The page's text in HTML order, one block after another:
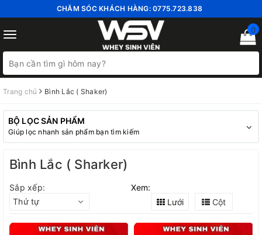
CHĂM SÓC KHÁCH HÀNG:0775.723.838
Toggle
navigation
0
Trang chủ Bình Lắc ( Shaker)
BỘ LỌC SẢN PHẨM
Giúp lọc nhanh sản phẩm bạn tìm kiếm
Bình Lắc ( Sharker)
Sắp xếp:
Thứ tự
Xem:
Lưới
Cột